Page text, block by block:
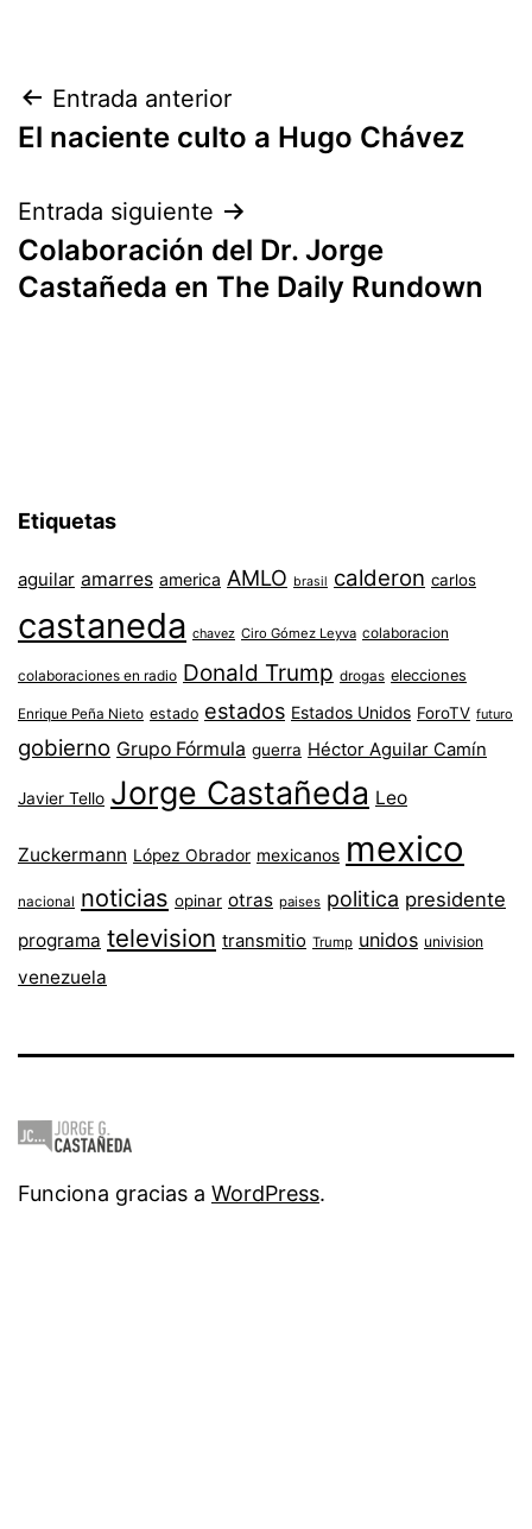
Navegación
de
entradas
Entrada anterior
El naciente culto a Hugo Chávez
Entrada siguiente
Colaboración del Dr. Jorge
Castañeda en The Daily Rundown
Etiquetas
aguilar amarres america AMLO brasil calderon carlos
castaneda chavez Ciro Gómez Leyva colaboracion
colaboraciones en radio Donald Trump drogas elecciones
Enrique Peña Nieto estado estados Estados Unidos ForoTV futuro
gobierno Grupo Fórmula guerra Héctor Aguilar Camín
Javier Tello Jorge Castañeda Leo
Zuckermann López Obrador mexicanos mexico
nacional noticias opinar otras paises politica presidente
programa television transmitio Trump unidos univision
venezuela
Funciona gracias a WordPress.